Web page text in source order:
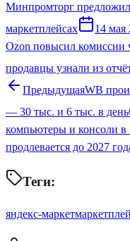
Минпромторг
маркетплейсах
14 мая
Ozon повысил комиссии
продавцы узнали из
ПредыдущаяWB
— 30 тыс. и 6 тыс. в день
компьютеры и консоли
продлевается до 2027
Теги:
яндекс-маркет